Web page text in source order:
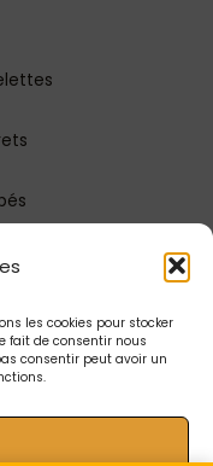
les cookies pour stocker
fait de consentir nous
consentir peut avoir un